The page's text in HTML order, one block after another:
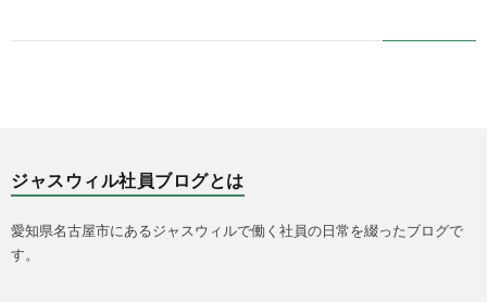
ジャスウィル社員ブログとは
愛知県名古屋市にあるジャスウィルで働く社員の日常を綴ったブログで
す。